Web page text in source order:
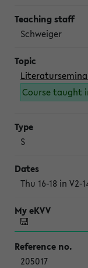
Schweiger
Course taught
S
Thu 16-18 in V2-
205017